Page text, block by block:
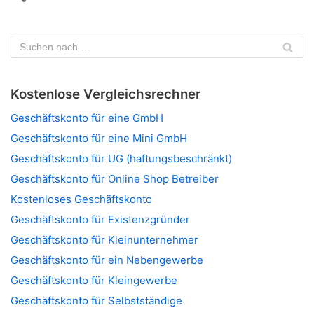
Kostenlose Vergleichsrechner
Geschäftskonto für eine GmbH
Geschäftskonto für eine Mini GmbH
Geschäftskonto für UG (haftungsbeschränkt)
Geschäftskonto für Online Shop Betreiber
Kostenloses Geschäftskonto
Geschäftskonto für Existenzgründer
Geschäftskonto für Kleinunternehmer
Geschäftskonto für ein Nebengewerbe
Geschäftskonto für Kleingewerbe
Geschäftskonto für Selbstständige